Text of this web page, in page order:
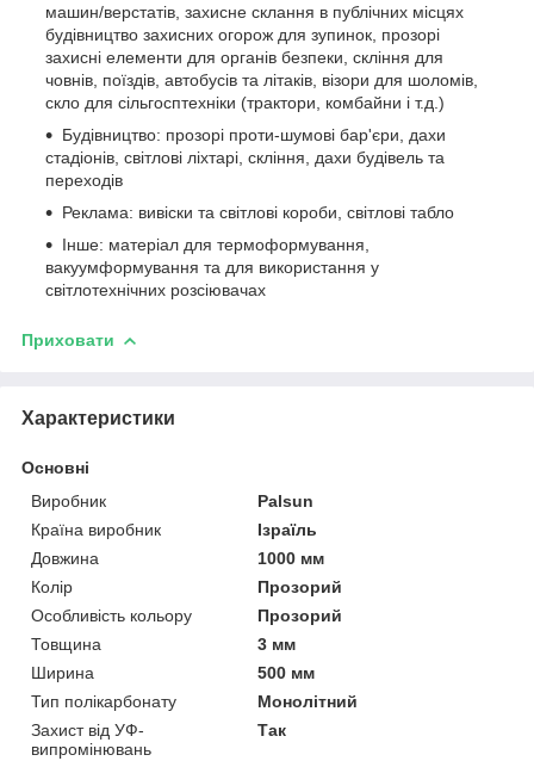
машин/верстатів, захисне склання в публічних місцях
будівництво захисних огорож для зупинок, прозорі
захисні елементи для органів безпеки, скління для
човнів, поїздів, автобусів та літаків, візори для шоломів,
скло для сільгосптехніки (трактори, комбайни і т.д.)
Будівництво: прозорі проти-шумові бар'єри, дахи
стадіонів, світлові ліхтарі, скління, дахи будівель та
переходів
Реклама: вивіски та світлові короби, світлові табло
Iнше: матеріал для термоформування,
вакуумформування та для використання у
світлотехнічних розсіювачах
Приховати
Характеристики
Основні
Виробник
Palsun
Країна виробник
Ізраїль
Довжина
1000 мм
Колір
Прозорий
Особливість кольору
Прозорий
Товщина
3 мм
Ширина
500 мм
Тип полікарбонату
Монолітний
Захист від УФ-
випромінювань
Так